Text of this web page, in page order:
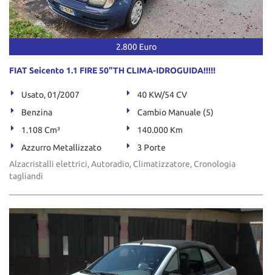
2.800 Euro
FIAT Seicento 1.1 FIRE 50"TH CLIMA-IDROGUIDA!!!!!
Usato, 01/2007
40 KW/54 CV
Benzina
Cambio Manuale (5)
1.108 Cm³
140.000 Km
Azzurro Metallizzato
3 Porte
Alzacristalli elettrici, Autoradio, Climatizzatore, Cronologia
tagliandi